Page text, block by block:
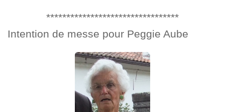
*********************************
Intention de messe pour Peggie Aube